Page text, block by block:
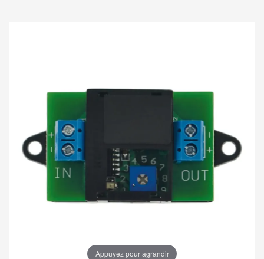
Appuyez pour agrandir